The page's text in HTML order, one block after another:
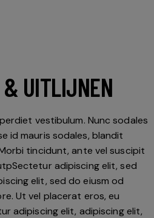
& UITLIJNEN
vestibulum. Nunc sodales
id mauris sodales, blandit
tincidunt, ante vel suscipit
adipiscing elit, sed
elit, sed do eiusm od
Ut vel placerat eros, eu
adipiscing elit, adipiscing elit,